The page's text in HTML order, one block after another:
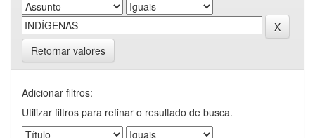
Retornar valores
Adicionar filtros:
Utilizar filtros para refinar o resultado de busca.